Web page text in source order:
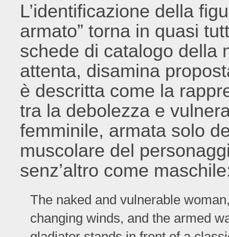
L’identificazione della
armato” torna in quasi
schede di catalogo della
attenta, disamina
è descritta come la
tra la debolezza e
femminile, armata solo
muscolare del
senz’altro come
The naked and vulnerable
changing winds, and the armed